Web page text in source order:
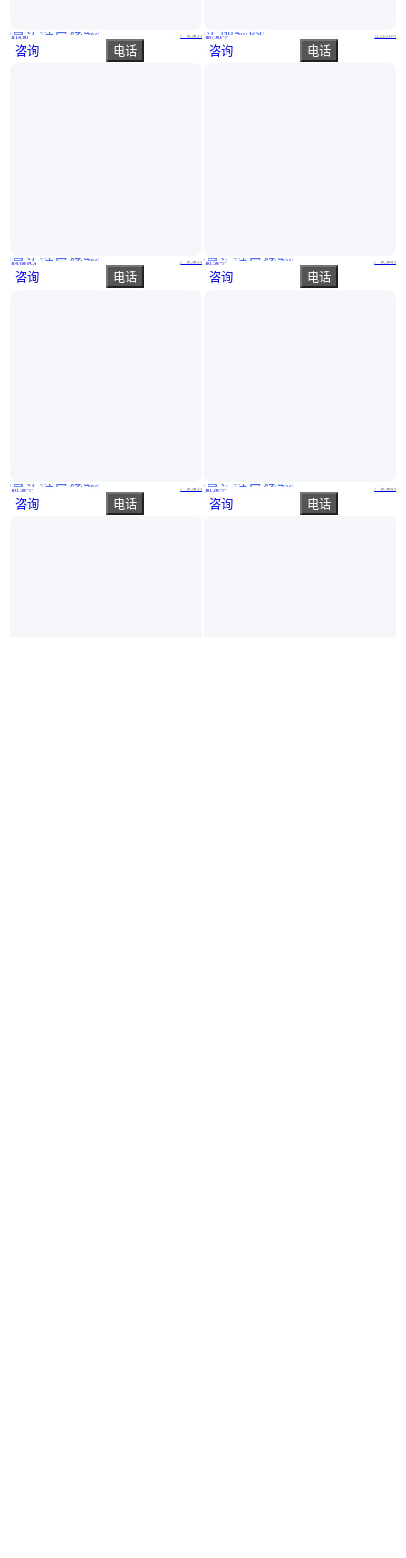
LTC1232CN8 DIP8 LTC1232CS8 SOP8 PMIC监控器芯片深圳现货 原装现货 电子元器件配单
真实性已核验
￥ 14.00 广东深圳
咨询 电话
功率电子开关TPS2541RTER 电源芯片 WQFN16 现货 集成电路 批次2503+
真实性已核验
￥4.60/PCS 广东深圳
咨询 电话
U62133开关电源芯片六级能效电源方案 7.5W充电器芯片
真实性已核验
￥0.30/个 广东深圳
咨询 电话
高价回收控制 伺服 驱动 音频 视频 车载 手机IC芯片 收购IC呆滞库存
实地验商
￥87 .00/个 江苏苏州
咨询 电话
U62153开关电源芯片六级能效电源方案 12V1A充电器芯片
真实性已核验
￥0.50/个 广东深圳
咨询 电话
U95113开关电源芯片六级能效电源方案 5V1A充电器芯片
真实性已核验
￥0 .20/个 广东深圳
咨询 电话